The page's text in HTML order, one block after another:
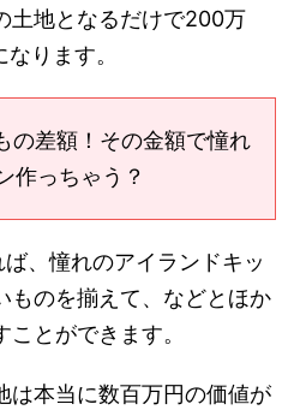
土地となるだけで200万
ります。
の差額！その金額で憧れ
作っちゃう？
、憧れのアイランドキッ
ものを揃えて、などとほか
とができます。
は本当に数百万円の価値が